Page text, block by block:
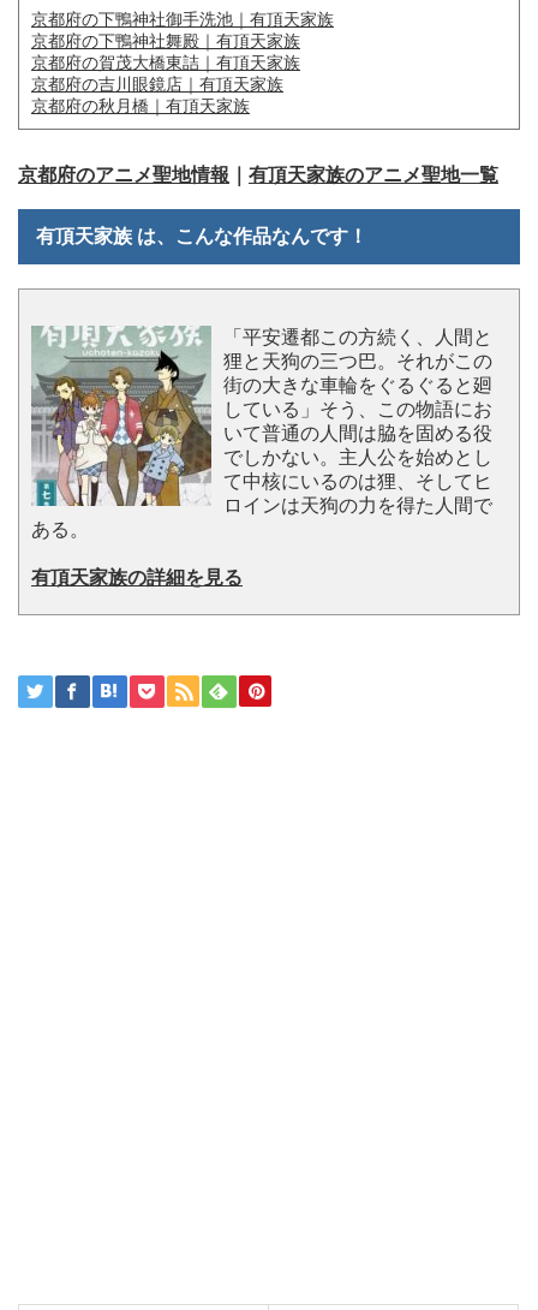
京都府の下鴨神社御手洗池｜有頂天家族
京都府の下鴨神社舞殿｜有頂天家族
京都府の賀茂大橋東詰｜有頂天家族
京都府の吉川眼鏡店｜有頂天家族
京都府の秋月橋｜有頂天家族
京都府のアニメ聖地情報 有頂天家族のアニメ聖地一覧
有頂天家族 は、こんな作品なんです！
「平安遷都この方続く、人間と
狸と天狗の三つ巴。それがこの
街の大きな車輪をぐるぐると廻
している」そう、この物語にお
いて普通の人間は脇を固める役
でしかない。主人公を始めとし
て中核にいるのは狸、そしてヒ
ロインは天狗の力を得た人間で
ある。
有頂天家族の詳細を見る